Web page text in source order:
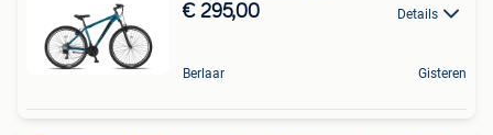
€ 295,00 Details
Berlaar Gisteren